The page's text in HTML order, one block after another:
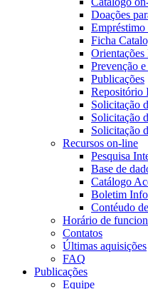
Doações
Empréstimo
Ficha
Prevenção
Publicações
Repositório
Solicitação
Solicitação
Solicitação
Recursos on-line
Pesquisa
Base de
Catálogo
Boletim
Contéudo
Horário de
Contatos
Últimas aquisições
FAQ
Publicações
Equipe